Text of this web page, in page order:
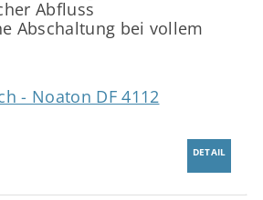
Abfluss
Abschaltung bei vollem
- Noaton DF 4112
DETAIL